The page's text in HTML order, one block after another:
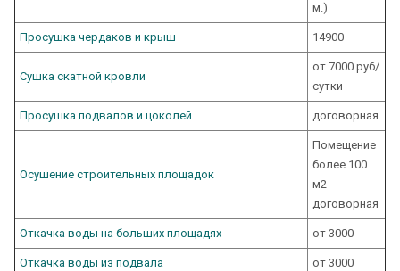
м.)
Просушка чердаков и крыш 14900
Сушка скатной кровли
от 7000 руб/
сутки
Просушка подвалов и цоколей договорная
Осушение строительных площадок
Помещение
более 100
м2 -
договорная
Откачка воды на больших площадях от 3000
Откачка воды из подвала от 3000